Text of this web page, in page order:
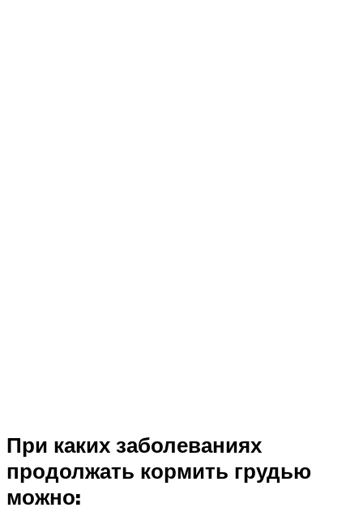
При каких заболеваниях
продолжать кормить грудью
можно: